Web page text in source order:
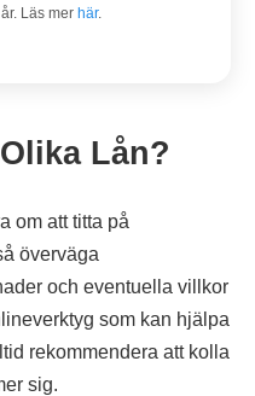
Läs mer här.
Lån?
om att titta på
överväga
och eventuella villkor
som kan hjälpa
rekommendera att kolla
sig.